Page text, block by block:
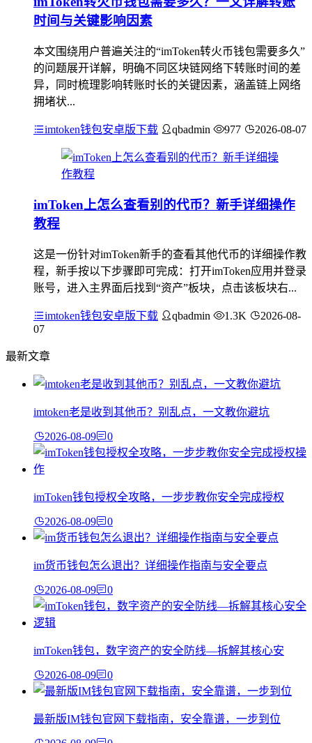
时间与关键影响因素
本文围绕用户普遍关注的“imToken转火币钱包需要多久”
的问题展开详解，明确不同区块链网络下转账时间的差
异，同时梳理影响转账时长的关键因素，涵盖链上网络
拥堵状...
imtoken钱包安卓版下载 qbadmin 977 2026-08-07
imToken上怎么查看别的代币？新手详细操作
教程
这是一份针对imToken新手的查看其他代币的详细操作教
程，新手按以下步骤即可完成：打开imToken应用并登录
账号，进入主界面后找到“资产”板块，点击该板块右...
imtoken钱包安卓版下载 qbadmin 1.3K
2026-08-
07
最新文章
imtoken老是收到其他币？别乱点，一文教你避坑
2026-08-09 0
imToken钱包授权全攻略，一步步教你安全完成授权
2026-08-09 0
im货币钱包怎么退出？详细操作指南与安全要点
2026-08-09 0
imToken钱包，数字资产的安全防线—拆解其核心安
2026-08-09 0
最新版IM钱包官网下载指南，安全靠谱，一步到位